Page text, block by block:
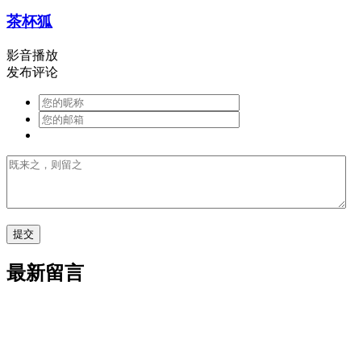
茶杯狐
影音播放
发布评论
最新留言